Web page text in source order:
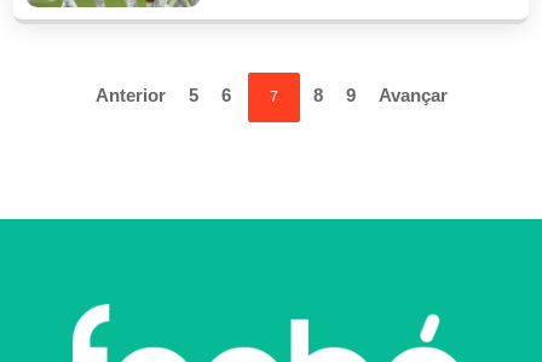
Anterior 5 6 7 8 9 Avançar